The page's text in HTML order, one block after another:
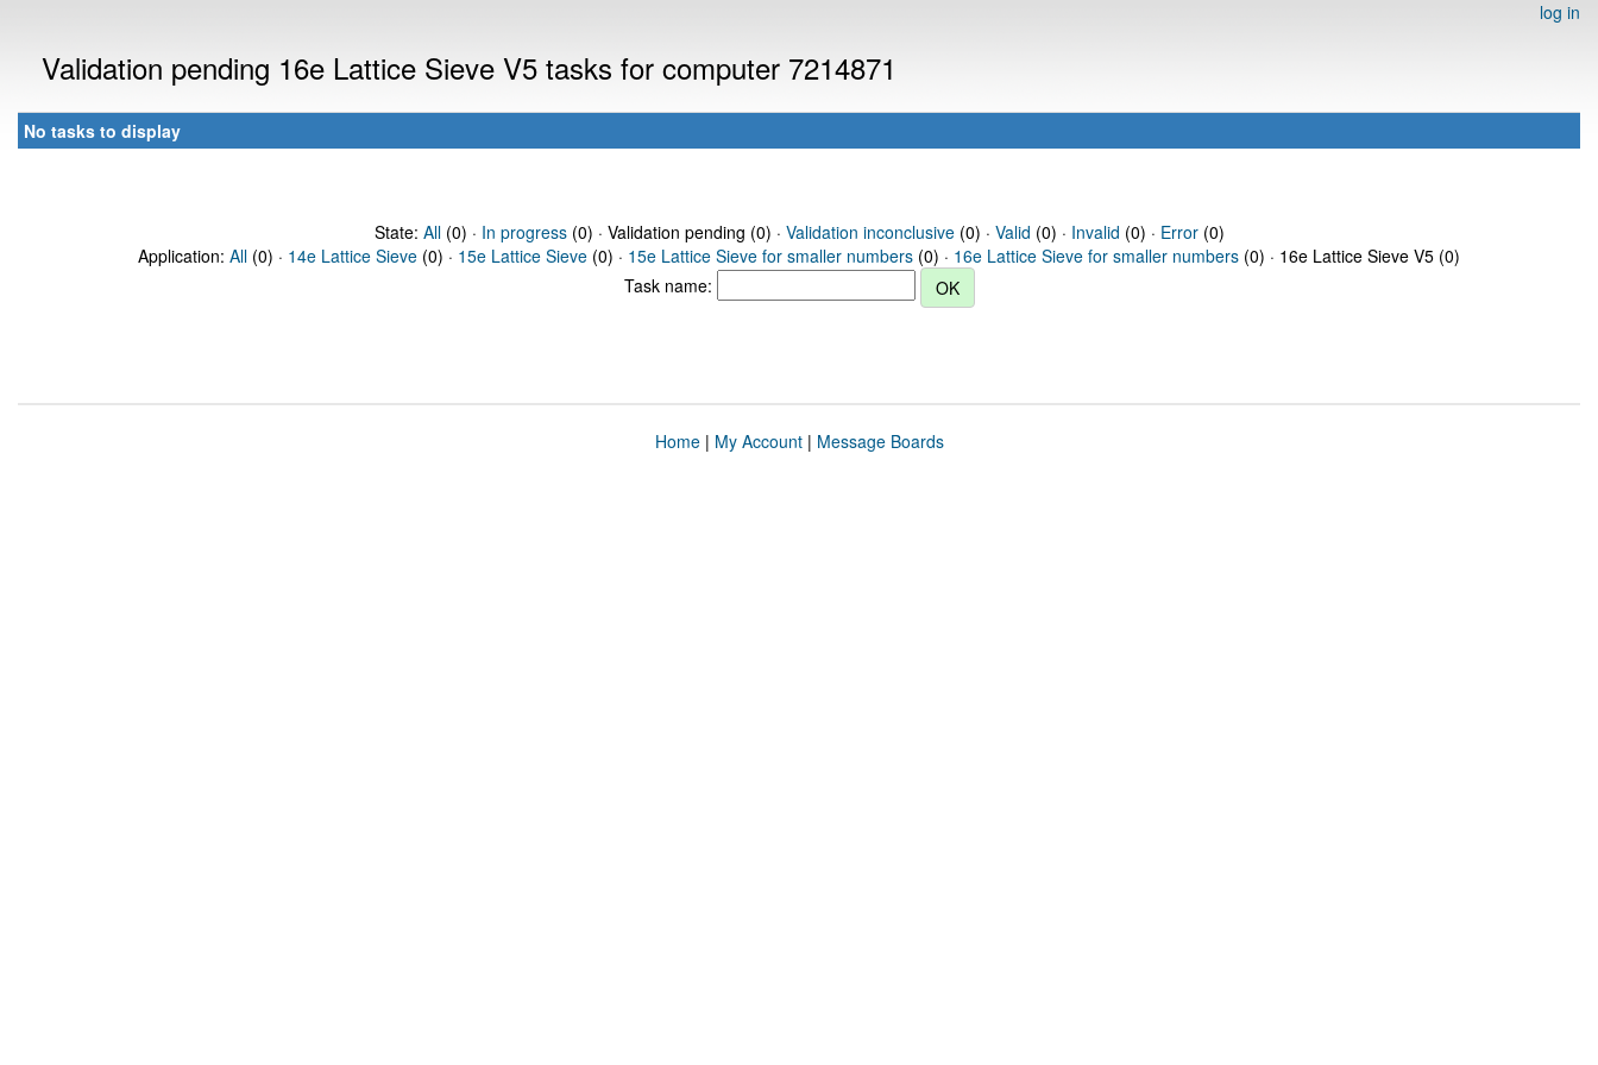
log in
Validation pending 16e Lattice Sieve V5 tasks for computer 7214871
No tasks to display
State: All(0) · In progress(0) · Validation pending (0) · Validation inconclusive(0) · Valid (0) · Invalid (0) · Error(0)
Application: All (0) · 14e Lattice Sieve (0) · 15e Lattice Sieve (0) · 15e Lattice Sieve for smaller numbers (0) · 16e Lattice Sieve for smaller numbers (0) · 16e Lattice Sieve V5 (0)
Task name:
Home| My Account| Message Boards